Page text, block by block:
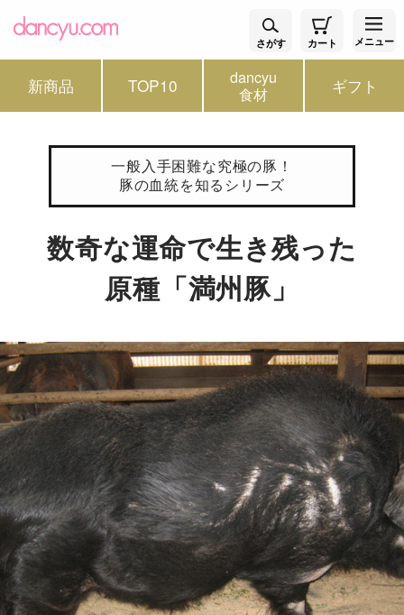
さがす カート メニュー
新商品 TOP10 dancyu
食材 ギフト
一般入手困難な究極の豚！
豚の血統を知るシリーズ
数奇な運命で生き残った
原種「満州豚」